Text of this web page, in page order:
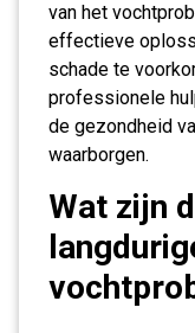
van het
effectieve
schade te
professionele
de gezondheid
waarborgen.
Wat zijn